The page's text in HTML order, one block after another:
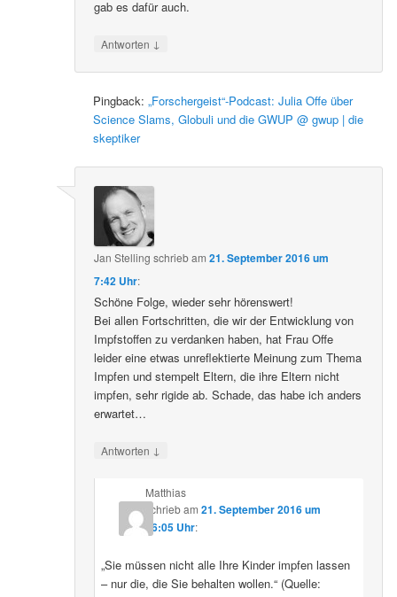
gab es dafür auch.
Antworten ↓
Pingback:„Forschergeist“-Podcast: Julia Offe über
Science Slams, Globuli und die GWUP @ gwup | die
skeptiker
Jan Stelling schriebam21. September 2016 um
7:42 Uhr:
Schöne Folge, wieder sehr hörenswert!
Bei allen Fortschritten, die wir der Entwicklung von
Impfstoffen zu verdanken haben, hat Frau Offe
leider eine etwas unreflektierte Meinung zum Thema
Impfen und stempelt Eltern, die ihre Eltern nicht
impfen, sehr rigide ab. Schade, das habe ich anders
erwartet…
Antworten ↓
Matthias
schriebam 21. September 2016 um
16:05 Uhr:
„Sie müssen nicht alle Ihre Kinder impfen lassen
– nur die, die Sie behalten wollen.“ (Quelle: